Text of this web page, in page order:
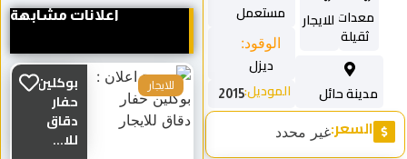
مستعمل
الوقود:
ديزل
الموديل:2015 مدينة حائل
معدات
ثقيلة
للايجار
السعر:غير محدد
اعلانات مشابهة
بوكلين
حفار
دقاق
للا...
للايجار